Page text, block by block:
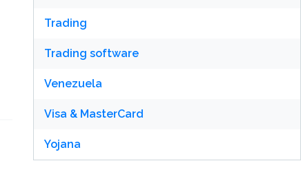
Trading
Trading software
Venezuela
Visa & MasterCard
Yojana